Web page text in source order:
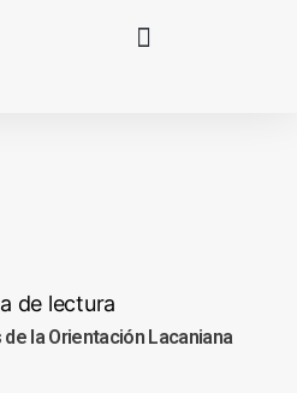
la Orientación Lacaniana